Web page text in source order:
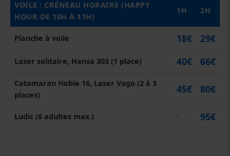
VOILE : CRÉNEAU HORAIRE (HAPPY
HOUR DE 10H À 11H)
1H 2H
Planche à voile 18€ 29€
Laser solitaire, Hansa 303 (1 place) 40€ 66€
Catamaran Hobie 16, Laser Vago (2 à 3
places)
45€ 80€
Ludic (6 adultes max.) - 95€